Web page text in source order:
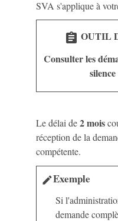
SVA s'applique à
assignment OUTIL
Consulter les
Le délai de2 mois
réception de la
compétente.
editExemple
Si
demande